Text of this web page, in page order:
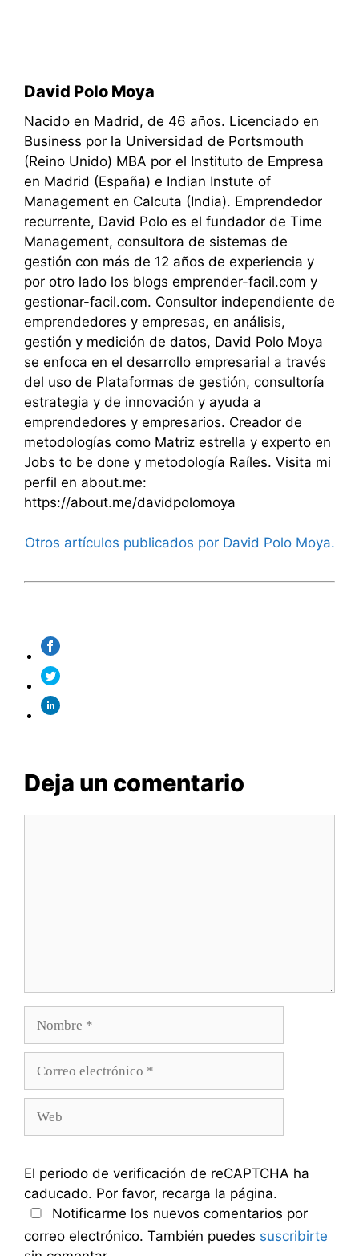
David Polo Moya
Nacido en Madrid, de 46 años. Licenciado en
Business por la Universidad de Portsmouth
(Reino Unido) MBA por el Instituto de Empresa
en Madrid (España) e Indian Instute of
Management en Calcuta (India). Emprendedor
recurrente, David Polo es el fundador de Time
Management, consultora de sistemas de
gestión con más de 12 años de experiencia y
por otro lado los blogs emprender-facil.com y
gestionar-facil.com. Consultor independiente de
emprendedores y empresas, en análisis,
gestión y medición de datos, David Polo Moya
se enfoca en el desarrollo empresarial a través
del uso de Plataformas de gestión, consultoría
estrategia y de innovación y ayuda a
emprendedores y empresarios. Creador de
metodologías como Matriz estrella y experto en
Jobs to be done y metodología Raíles. Visita mi
perfil en about.me:
https://about.me/davidpolomoya
Otros artículos publicados por David Polo Moya.
Deja un comentario
El periodo de verificación de reCAPTCHA ha
caducado. Por favor, recarga la página.
Notificarme los nuevos comentarios por
correo electrónico. También puedes suscribirte